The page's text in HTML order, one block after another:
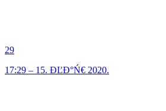
29
17:29 – 15. ĐĽĐ°Ń€ 2020.